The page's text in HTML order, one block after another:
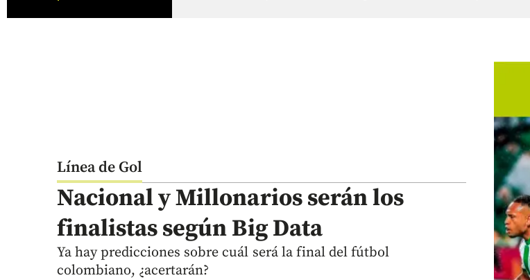
Línea de Gol
Nacional y Millonarios serán los
finalistas según Big Data
Ya hay predicciones sobre cuál será la final del fútbol
colombiano, ¿acertarán?